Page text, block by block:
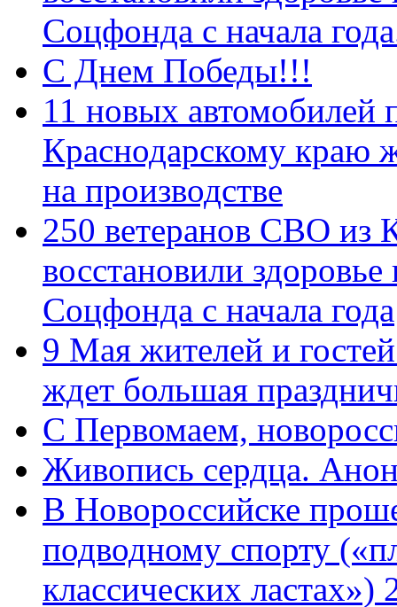
Соцфонда с начала
С Днем Победы!!!
11 новых автомобилей
Краснодарскому краю
на производстве
250 ветеранов СВО из
восстановили
Соцфонда с начала года
9 Мая жителей и
ждет большая
C Первомаем,
Живопись сердца.
В Новороссийске
подводному спорту
классических